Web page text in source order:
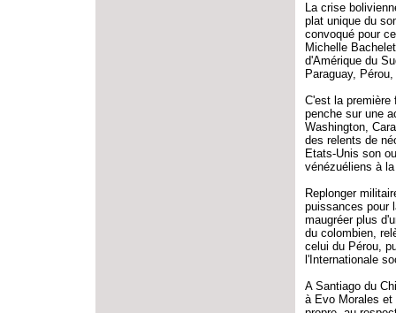
La crise
plat unique du
convoqué pour
Michelle
d'Amérique du
Paraguay,
C'est la première
penche sur une
Washington,
des relents de
Etats-Unis son
vénézuéliens à
Replonger
puissances pour
maugréer plus
du colombien,
celui du Pérou,
l'Internationale
A Santiago du
à Evo Morales et